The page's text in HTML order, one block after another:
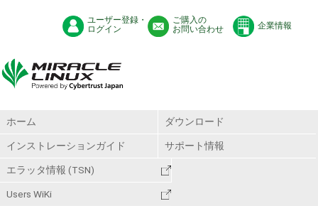
ユーザー登録・
ログイン
ご購入の
お問い合わせ
企業情報
ホーム ダウンロード
インストレーションガイド サポート情報
エラッタ情報 (TSN)
Users WiKi